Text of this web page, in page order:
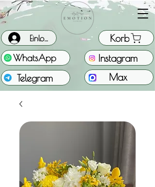
WhatsApp
Korb
Einloggen
Telegram Max
Instagram